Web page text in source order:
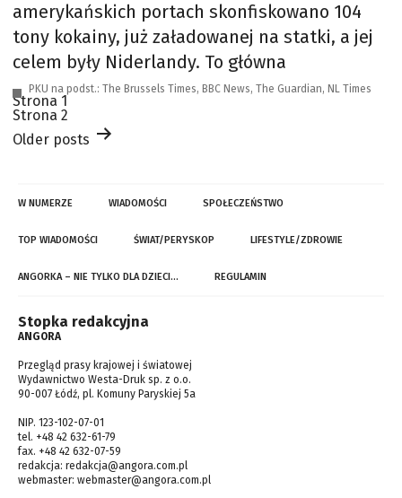
amerykańskich portach skonfiskowano 104
tony kokainy, już załadowanej na statki, a jej
celem były Niderlandy. To główna
PKU na podst.: The Brussels Times, BBC News, The Guardian, NL Times
Stronicowanie
wpisów
Strona 1
Strona 2
Older posts
W NUMERZE WIADOMOŚCI SPOŁECZEŃSTWO
TOP WIADOMOŚCI ŚWIAT/PERYSKOP LIFESTYLE/ZDROWIE
ANGORKA – NIE TYLKO DLA DZIECI… REGULAMIN
Stopka redakcyjna
ANGORA
Przegląd prasy krajowej i światowej
Wydawnictwo Westa-Druk sp. z o.o.
90-007 Łódź, pl. Komuny Paryskiej 5a
NIP. 123-102-07-01
tel. +48 42 632-61-79
fax. +48 42 632-07-59
redakcja: redakcja@angora.com.pl
webmaster: webmaster@angora.com.pl